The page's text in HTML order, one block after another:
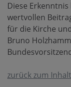
Diese
wertvollen
für die Kirche
Bruno
zurück zum